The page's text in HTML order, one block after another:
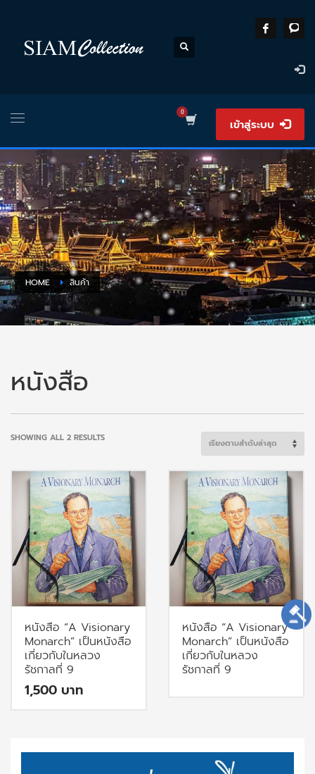
เข้าสู่ระบบ
HOME สินค้า
หนังสือ
SHOWING ALL 2 RESULTSSORTED
หนังสือ “A Visionary
Monarch” เป็นหนังสือ
เกี่ยวกับในหลวง
รัชกาลที่ 9
1,500
หนังสือ “A Visionary
Monarch” เป็นหนังสือ
เกี่ยวกับในหลวง
รัชกาลที่ 9